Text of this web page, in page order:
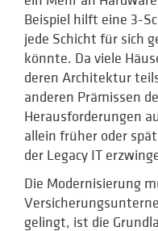
Beispiel hilft eine 3-
jede Schicht für sich
könnte. Da viele
deren Architektur
anderen Prämissen
Herausforderungen
allein früher oder
der Legacy IT
Die Modernisierung
gelingt, ist die